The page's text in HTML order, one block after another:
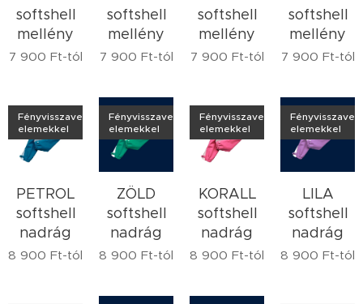
softshell
mellény
7 900 Ft-tól
softshell
mellény
7 900 Ft-tól
softshell
mellény
7 900 Ft-tól
softshell
mellény
7 900 Ft-tól
PETROL
softshell
nadrág
Fényvisszaverő
elemekkel
8 900 Ft-tól
ZÖLD
softshell
nadrág
Fényvisszaverő
elemekkel
8 900 Ft-tól
KORALL
softshell
nadrág
Fényvisszaverő
elemekkel
8 900 Ft-tól
LILA
softshell
nadrág
elemekkel
8 900 Ft-tól